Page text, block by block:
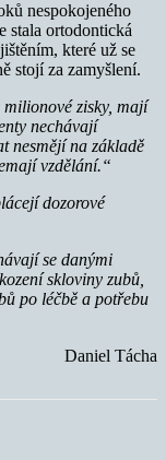
nespokojeného
stala ortodontická
které už se
stojí za zamyšlení.
zisky, mají
nechávají
nesmějí na základě
vzdělání.“
dozorové
se danými
skloviny zubů,
po léčbě a potřebu
Daniel Tácha